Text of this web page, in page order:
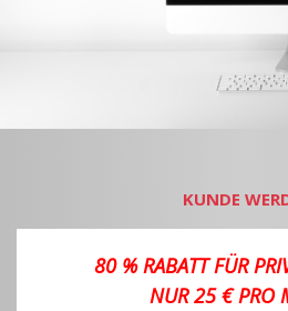
KUNDE
80 % RABATT FÜR
NUR 25 € PRO